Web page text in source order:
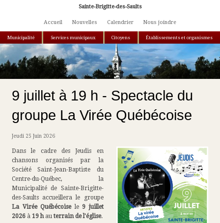
Aller au contenu principalSainte-Brigitte-des-Saults
Accueil Nouvelles Calendrier Nous joindre
Municipalité Services municipaux Citoyens Établissements et organismes
Vous êtes ici
9 juillet à 19 h - Spectacle du
groupe La Virée Québécoise
Jeudi 25 Juin 2026
Dans le cadre des Jeudis en
chansons organisés par la
Société Saint-Jean-Baptiste du
Centre-du-Québec, la
Municipalité de Sainte-Brigitte-
des-Saults accueillera le groupe
La Virée Québécoisele 9 juillet
2026 à 19 hau terrain de l'église.